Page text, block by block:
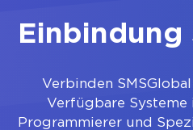
Einbindung
Verbinden
Verfügbare Systeme
Programmierer und